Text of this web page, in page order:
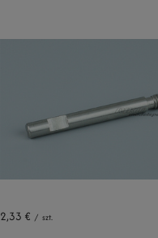
2,33 € / szt.